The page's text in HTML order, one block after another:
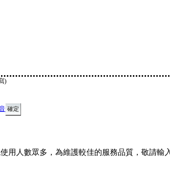
)
用人數眾多，為維護較佳的服務品質，敬請輸